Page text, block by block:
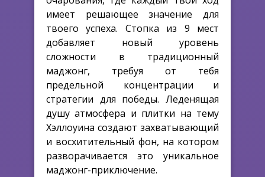
имеет решающее значение для
твоего успеха. Стопка из 9 мест
добавляет новый уровень
сложности в традиционный
маджонг, требуя от тебя
предельной концентрации и
стратегии для победы. Леденящая
душу атмосфера и плитки на тему
Хэллоуина создают захватывающий
и восхитительный фон, на котором
разворачивается это уникальное
маджонг-приключение.